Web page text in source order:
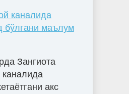
каналида
бўлгани маълум
Зангиота
каналида
акс